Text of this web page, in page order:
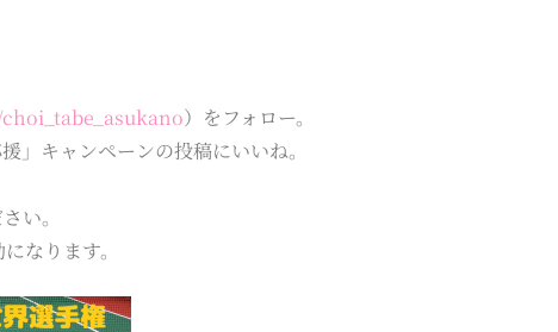
）をフォロー。
」キャンペーンの投稿にいいね。
い。
なります。